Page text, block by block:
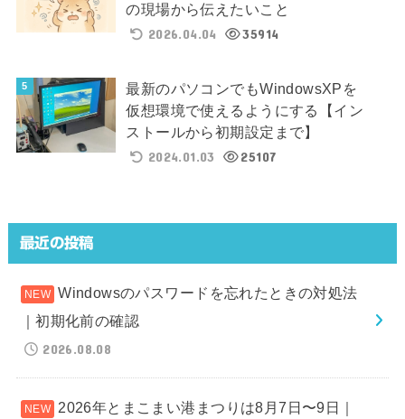
の現場から伝えたいこと
2026.04.04
35914
最新のパソコンでもWindowsXPを
仮想環境で使えるようにする【イン
ストールから初期設定まで】
2024.01.03
25107
最近の投稿
Windowsのパスワードを忘れたときの対処法
｜初期化前の確認
2026.08.08
2026年とまこまい港まつりは8月7日〜9日｜